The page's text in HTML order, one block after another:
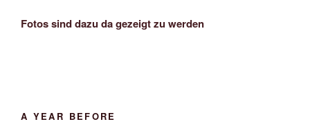
Fotos sind dazu da gezeigt zu werden
A YEAR BEFORE